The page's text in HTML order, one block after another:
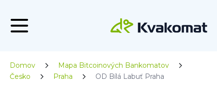
Domov
Mapa Bitcoinových Bankomatov
Česko
Praha OD Bílá Labuť Praha